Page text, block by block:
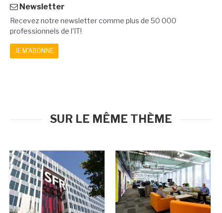
Newsletter
Recevez notre newsletter comme plus de 50 000
professionnels de l'IT!
JE M'ABONNE
SUR LE MÊME THÈME